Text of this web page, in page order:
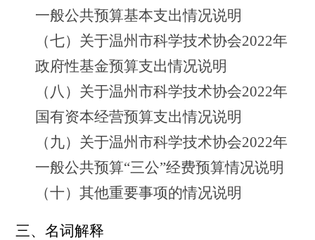
一般公共预算基本支出情况说明
（七）关于温州市科学技术协会2022年
政府性基金预算支出情况说明
（八）关于温州市科学技术协会2022年
国有资本经营预算支出情况说明
（九）关于温州市科学技术协会2022年
一般公共预算“三公”经费预算情况说明
（十）其他重要事项的情况说明
三、名词解释